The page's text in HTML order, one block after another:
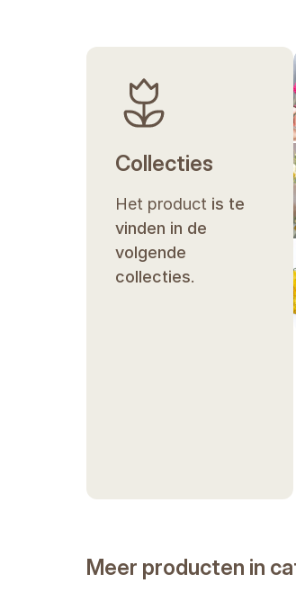
Collecties
Het product is te
vinden in de
volgende
collecties.
Meer producten in